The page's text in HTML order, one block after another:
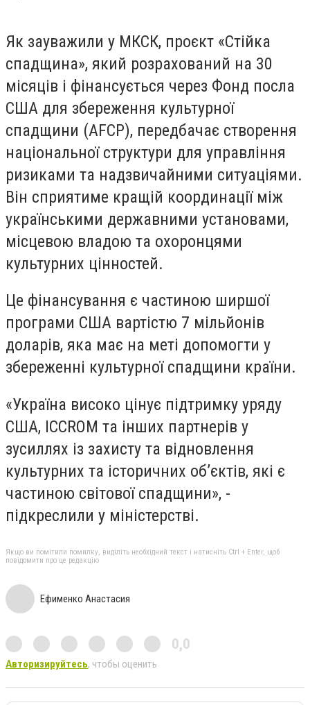
Як зауважили у МКСК, проєкт «Стійка
спадщина», який розрахований на 30
місяців і фінансується через Фонд посла
США для збереження культурної
спадщини (AFCP), передбачає створення
національної структури для управління
ризиками та надзвичайними ситуаціями.
Він сприятиме кращій координації між
українськими державними установами,
місцевою владою та охоронцями
культурних цінностей.
Це фінансування є частиною ширшої
програми США вартістю 7 мільйонів
доларів, яка має на меті допомогти у
збереженні культурної спадщини країни.
«Україна високо цінує підтримку уряду
США, ICCROM та інших партнерів у
зусиллях із захисту та відновлення
культурних та історичних об’єктів, які є
частиною світової спадщини», -
підкреслили у міністерстві.
Якщо ви помітили помилку, виділіть необхідний текст і натисніть Ctrl + Enter, щоб
повідомити про це редакцію
Ефименко Анастасия
0,0
Авторизируйтесь, чтобы оценить